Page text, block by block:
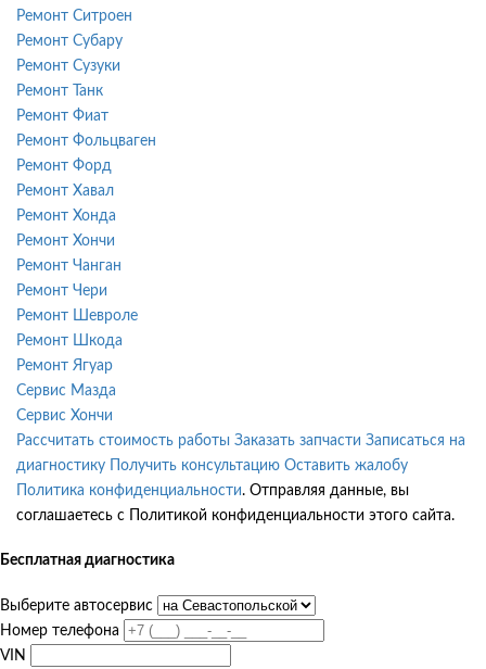
Ремонт Ситроен
Ремонт Субару
Ремонт Сузуки
Ремонт Танк
Ремонт Фиат
Ремонт Фольцваген
Ремонт Форд
Ремонт Хавал
Ремонт Хонда
Ремонт Хончи
Ремонт Чанган
Ремонт Чери
Ремонт Шевроле
Ремонт Шкода
Ремонт Ягуар
Сервис Мазда
Сервис Хончи
Рассчитать стоимость работы Заказать запчасти Записаться на
диагностику
Получить консультацию Оставить жалобу
Политика конфиденциальности. Отправляя данные, вы
соглашаетесь с Политикой конфиденциальности этого сайта.
Бесплатная диагностика
Выберите автосервис
Номер телефона
VIN